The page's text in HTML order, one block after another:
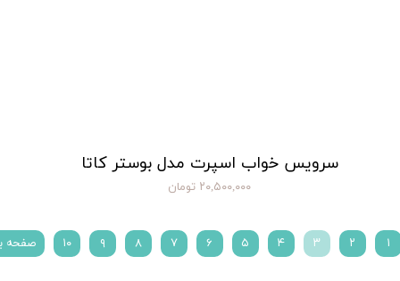
سرویس خواب اسپرت مدل بوستر کاتا
۲۰,۵۰۰,۰۰۰ تومان
۱ ۲ ۳ ۴ ۵ ۶ ۷ ۸ ۹ ۱۰ صفحه